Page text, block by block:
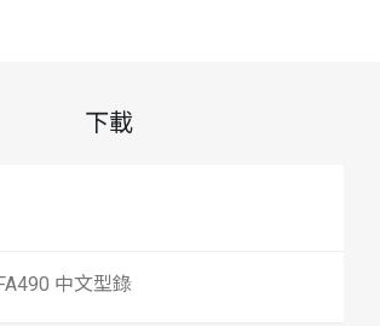
下載
中文型錄